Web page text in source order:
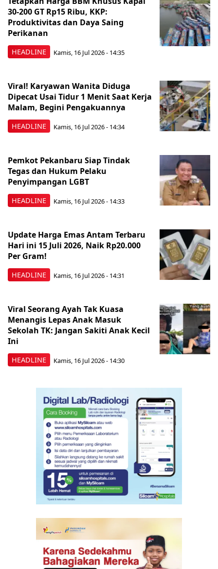
HEADLINE
30-200 GT Rp15 Ribu, KKP:
Produktivitas dan Daya Saing
Perikanan
Kamis, 16 Jul 2026 - 14:35
HEADLINE
Viral! Karyawan Wanita Diduga
Dipecat Usai Tidur 1 Menit Saat Kerja
Malam, Begini Pengakuannya
Kamis, 16 Jul 2026 - 14:34
HEADLINE
Pemkot Pekanbaru Siap Tindak
Tegas dan Hukum Pelaku
Penyimpangan LGBT
Kamis, 16 Jul 2026 - 14:33
HEADLINE
Update Harga Emas Antam Terbaru
Hari ini 15 Juli 2026, Naik Rp20.000
Per Gram!
Kamis, 16 Jul 2026 - 14:31
HEADLINE
Viral Seorang Ayah Tak Kuasa
Menangis Lepas Anak Masuk
Sekolah TK: Jangan Sakiti Anak Kecil
Ini
Kamis, 16 Jul 2026 - 14:30